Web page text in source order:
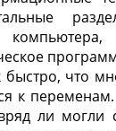
что
к
ли могли